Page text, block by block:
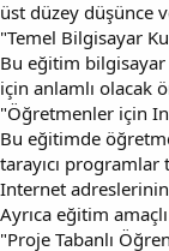
üst düzey düşünce
"Temel Bilgisayar
Bu eğitim
için anlamlı olacak
"Öğretmenler için
Bu eğitimde
tarayıcı
Internet
Ayrıca eğitim
"Proje Tabanlı